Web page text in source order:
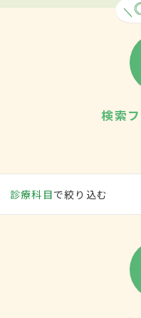
検索
診療科目で絞り込む